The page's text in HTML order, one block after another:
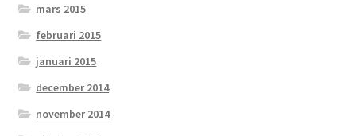
mars 2015
februari 2015
januari 2015
december 2014
november 2014